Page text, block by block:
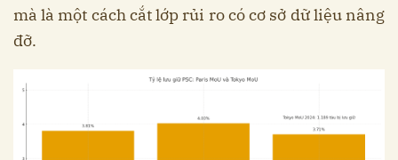
mà là một cách cắt lớp rủi ro có cơ sở dữ liệu nâng
đỡ.